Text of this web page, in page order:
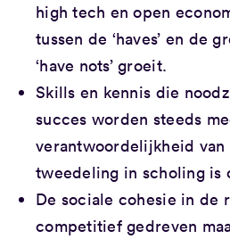
high tech en open
tussen de ‘haves’ en de
‘have nots’ groeit.
Skills en kennis die
succes worden steeds
verantwoordelijkheid
tweedeling in scholing is
De sociale cohesie in de
competitief gedreven